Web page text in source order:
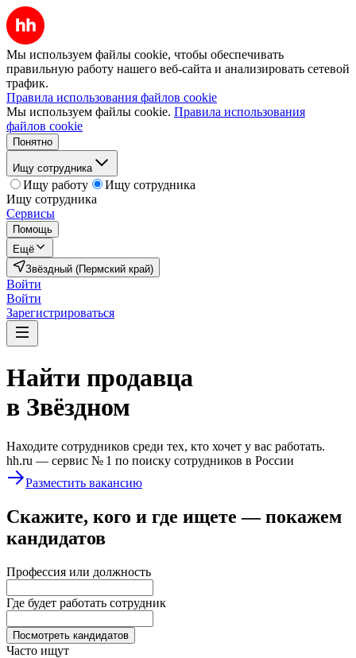
Мы используем файлы cookie, чтобы обеспечивать
правильную работу нашего веб-сайта и анализировать сетевой
трафик.
Правила использования файлов cookie
Мы используем файлы cookie. Правила использования
файлов cookie
Понятно
Ищу сотрудника
Ищу работу
Ищу сотрудника
Ищу сотрудника
Сервисы
Помощь
Ещё
Звёздный (Пермский край)
Войти
Войти
Зарегистрироваться
Найти продавца
в Звёздном
Находите сотрудников среди тех, кто хочет у вас работать.
hh.ru — сервис № 1 по поиску сотрудников в России
Разместить вакансию
Скажите, кого и где ищете — покажем
кандидатов
Профессия или должность
Где будет работать сотрудник
Посмотреть кандидатов
Часто ищут